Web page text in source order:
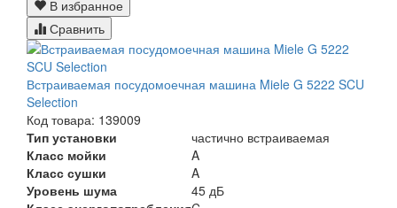
В избранное
Сравнить
Встраиваемая посудомоечная машина Miele G 5222 SCU
Selection
Код товара: 139009
Тип установки
частично встраиваемая
Класс мойки
A
Класс сушки
A
Уровень шума
45 дБ